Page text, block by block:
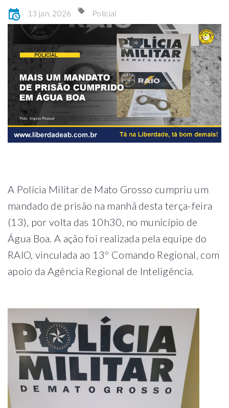
13 jan, 2026 Policial
A Polícia Militar de Mato Grosso cumpriu um
mandado de prisão na manhã desta terça-feira
(13), por volta das 10h30, no município de
Água Boa. A ação foi realizada pela equipe do
RAIO, vinculada ao 13º Comando Regional, com
apoio da Agência Regional de Inteligência.